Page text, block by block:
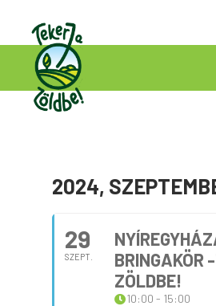
2024,
29
SZEPT.
BRINGAKÖR
ZÖLDBE!
10:00 - 15:00